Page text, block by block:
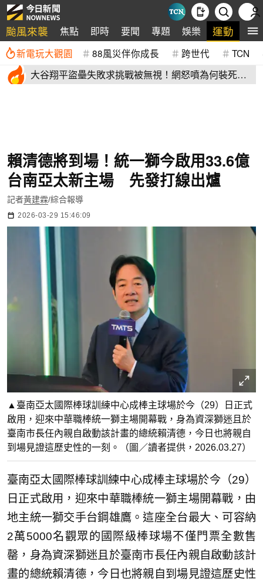
颱風來襲 焦點 即時 要聞 專題 娛樂 運動 全
新電玩大觀園 88風災伴你成長 跨世代 TCN
大谷翔平盜壘失敗求挑戰被無視！網怒噴為何裝死？
賴清德將到場！統一獅今啟用33.6億
台南亞太新主場 先發打線出爐
記者黃建霖/綜合報導
2026-03-29 15:46:09
▲臺南亞太國際棒球訓練中心成棒主球場於今（29）日正式
啟用，迎來中華職棒統一獅主場開幕戰，身為資深獅迷且於
臺南市長任內親自啟動該計畫的總統賴清德，今日也將親自
到場見證這歷史性的一刻。（圖／讀者提供，2026.03.27）
臺南亞太國際棒球訓練中心成棒主球場於今（29）
日正式啟用，迎來中華職棒統一獅主場開幕戰，由
地主統一獅交手台鋼雄鷹。這座全台最大、可容納
2萬5000名觀眾的國際級棒球場不僅門票全數售
罄，身為資深獅迷且於臺南市長任內親自啟動該計
畫的總統賴清德，今日也將親自到場見證這歷史性